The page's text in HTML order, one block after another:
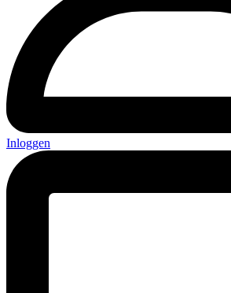
Inloggen